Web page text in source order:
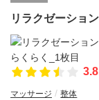
リラクゼーショ
マッサージ 整体